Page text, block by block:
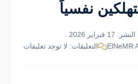
نفسياً
17 فبراير 2026
التعليقات: لا توجد تعليقات